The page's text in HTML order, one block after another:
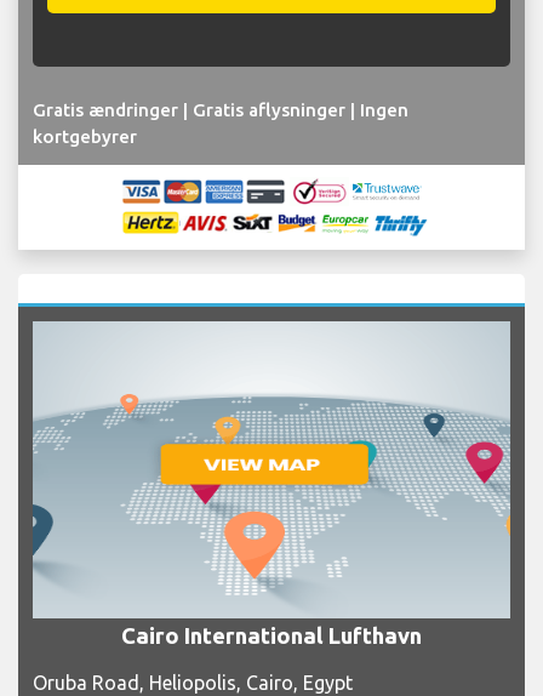
Gratis ændringer | Gratis aflysninger | Ingen
kortgebyrer
Cairo International Lufthavn
Oruba Road, Heliopolis, Cairo, Egypt